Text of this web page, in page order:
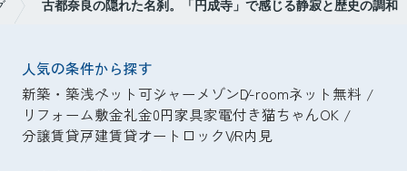
古都奈良の隠れた名刹。「円成寺」で感じる静寂と歴史の調和
人気の条件から探す
新築・築浅ペット可シャーメゾンD-roomネット無料
リフォーム敷金礼金0円家具家電付き猫ちゃんOK
分譲賃貸戸建賃貸オートロックVR内見